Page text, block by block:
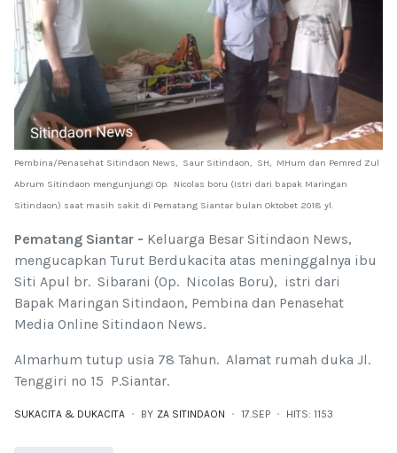
Pembina/Penasehat Sitindaon News, Saur Sitindaon, SH, MHum dan Pemred Zul
Abrum Sitindaon mengunjungi Op. Nicolas boru (Istri dari bapak Maringan
Sitindaon) saat masih sakit di Pematang Siantar bulan Oktobet 2018 yl.
Pematang Siantar - Keluarga Besar Sitindaon News,
mengucapkan Turut Berdukacita atas meninggalnya ibu
Siti Apul br. Sibarani (Op. Nicolas Boru), istri dari
Bapak Maringan Sitindaon, Pembina dan Penasehat
Media Online Sitindaon News.
Almarhum tutup usia 78 Tahun. Alamat rumah duka Jl.
Tenggiri no 15 P.Siantar.
SUKACITA & DUKACITA BY ZA SITINDAON 17.SEP HITS: 1153